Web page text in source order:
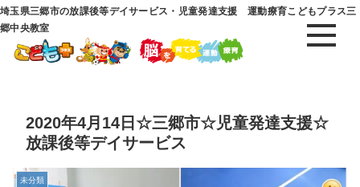
埼玉県三郷市の放課後等デイサービス・児童発達支援 運動療育こどもプラス三
郷中央教室
2020年4月14日☆三郷市☆児童発達支援☆
放課後等デイサービス
未分類